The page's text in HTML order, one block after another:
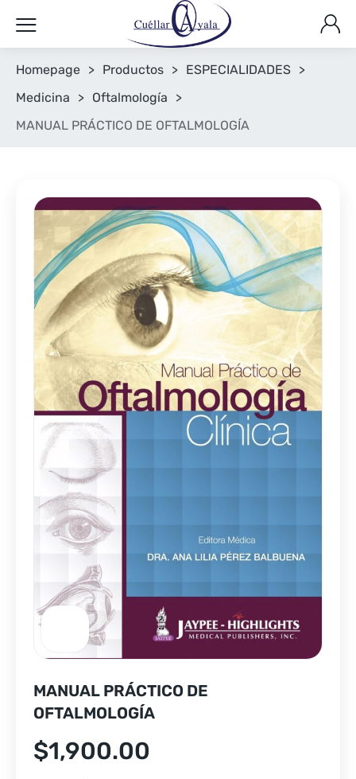
Homepage > Productos > ESPECIALIDADES >
Medicina
> Oftalmología
>
MANUAL PRÁCTICO DE OFTALMOLOGÍA
MANUAL PRÁCTICO DE
OFTALMOLOGÍA
$1,900.00